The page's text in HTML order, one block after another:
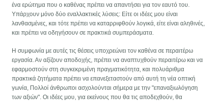
ένα ερώτημα που ο καθένας πρέπει να απαντήσει για τον εαυτό του.
Υπάρχουν μόνο δύο εναλλακτικές λύσεις: Είτε οι ιδέες μου είναι
λανθασμένες, και τότε πρέπει να καταρριφθούν λογικά, είτε είναι αληθινές,
και πρέπει να οδηγήσουν σε πρακτικά συμπεράσματα.
Η συμφωνία με αυτές τις θέσεις υποχρεώνει τον καθένα σε περαιτέρω
εργασία. Αν αξίζουν αποδοχής, πρέπει να αναπτυχθούν περαιτέρω και να
εφαρμοστούν στη συγκεκριμένη πραγματικότητα, και πολυάριθμα
πρακτικά ζητήματα πρέπει να επανεξεταστούν από αυτή τη νέα οπτική
γωνία, Πολλοί άνθρωποι ασχολούνται σήμερα με την "επαναξιωλόγηση
των αξιών". Οι ιδέες μου, για εκείνους που θα τις αποδεχθούν, θα